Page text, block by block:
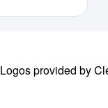
Logos provided by